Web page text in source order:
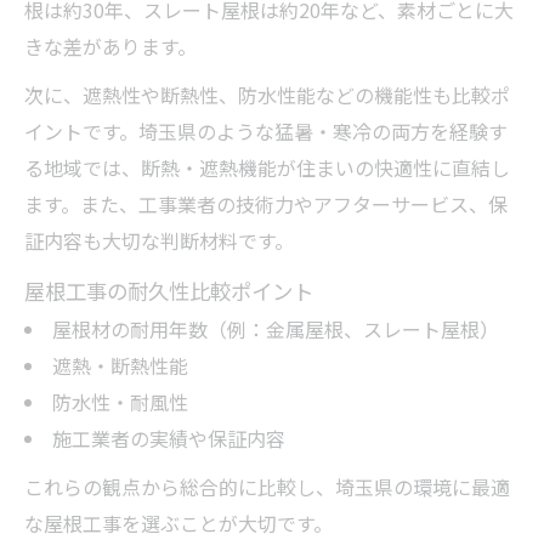
根は約30年、スレート屋根は約20年など、素材ごとに大
きな差があります。
次に、遮熱性や断熱性、防水性能などの機能性も比較ポ
イントです。埼玉県のような猛暑・寒冷の両方を経験す
る地域では、断熱・遮熱機能が住まいの快適性に直結し
ます。また、工事業者の技術力やアフターサービス、保
証内容も大切な判断材料です。
屋根工事の耐久性比較ポイント
屋根材の耐用年数（例：金属屋根、スレート屋根）
遮熱・断熱性能
防水性・耐風性
施工業者の実績や保証内容
これらの観点から総合的に比較し、埼玉県の環境に最適
な屋根工事を選ぶことが大切です。